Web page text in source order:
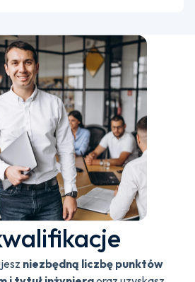
niezbędną liczbę punktów